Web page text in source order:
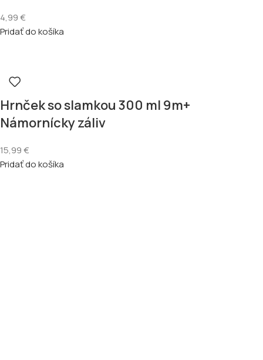
4,99€
Pridať do košíka
Hrnček so slamkou 300 ml 9m+
Námornícky záliv
15,99€
Pridať do košíka